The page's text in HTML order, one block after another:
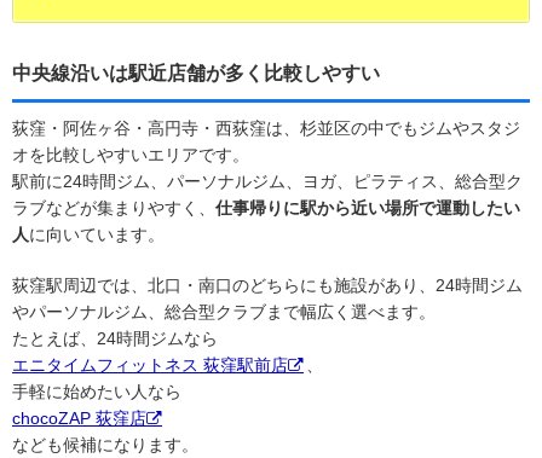
中央線沿いは駅近店舗が多く比較しやすい
荻窪・阿佐ヶ谷・高円寺・西荻窪は、杉並区の中でもジムやスタジ
オを比較しやすいエリアです。
駅前に24時間ジム、パーソナルジム、ヨガ、ピラティス、総合型ク
ラブなどが集まりやすく、 仕事帰りに駅から近い場所で運動したい
人に向いています。
荻窪駅周辺では、北口・南口のどちらにも施設があり、24時間ジム
やパーソナルジム、総合型クラブまで幅広く選べます。
たとえば、24時間ジムなら
エニタイムフィットネス 荻窪駅前店
手軽に始めたい人なら
chocoZAP 荻窪店
なども候補になります。